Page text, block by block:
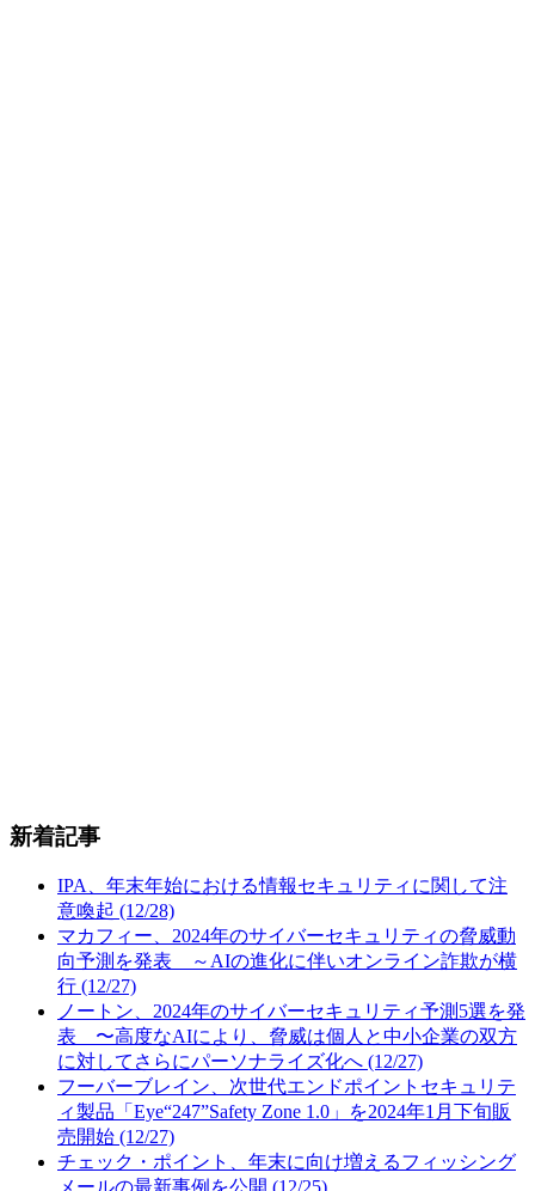
新着記事
IPA、年末年始における情報セキュリティに関して注
意喚起 (12/28)
マカフィー、2024年のサイバーセキュリティの脅威動
向予測を発表 ～AIの進化に伴いオンライン詐欺が横
行 (12/27)
ノートン、2024年のサイバーセキュリティ予測5選を発
表 〜高度なAIにより、脅威は個人と中小企業の双方
に対してさらにパーソナライズ化へ (12/27)
フーバーブレイン、次世代エンドポイントセキュリテ
ィ製品「Eye“247”Safety Zone 1.0」を2024年1月下旬販
売開始 (12/27)
チェック・ポイント、年末に向け増えるフィッシング